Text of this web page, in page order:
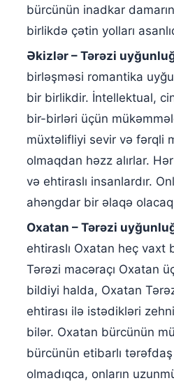
bürcünün inadkar
birlikdə çətin yolları
Əkizlər – Tərəzi
birləşməsi romantika
bir birlikdir. İntellektual,
bir-birləri üçün
müxtəlifliyi sevir və fərqli
olmaqdan həzz alırlar.
və ehtiraslı insanlardır.
ahəngdar bir əlaqə
Oxatan – Tərəzi
ehtiraslı Oxatan heç vaxt
Tərəzi macəraçı Oxatan
bildiyi halda, Oxatan
ehtirası ilə istədikləri
bilər. Oxatan bürcünün
bürcünün etibarlı
olmadıqca, onların